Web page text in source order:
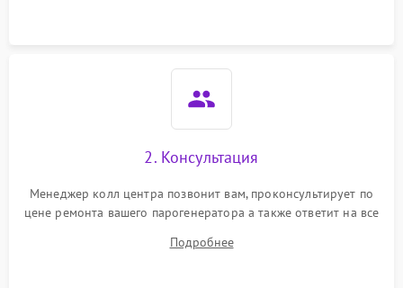
2. Консультация
Менеджер колл центра позвонит вам, проконсультирует по
цене ремонта вашего парогенератора а также ответит на все
Подробнее